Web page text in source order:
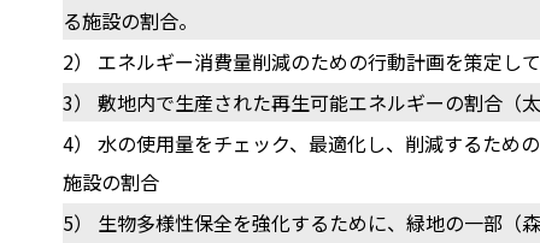
る施設の割合。
2） エネルギー消費量削減のための行動計画を策定し
3） 敷地内で生産された再生可能エネルギーの割合（
4） 水の使用量をチェック、最適化し、削減するため
施設の割合
5） 生物多様性保全を強化するために、緑地の一部（